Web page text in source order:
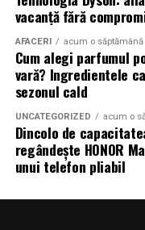
vacanță fără
AFACERI acum o săptămână
Cum alegi parfumul
vară? Ingredientele
sezonul cald
UNCATEGORIZED acum o
Dincolo de
regândește HONOR
unui telefon pliabil